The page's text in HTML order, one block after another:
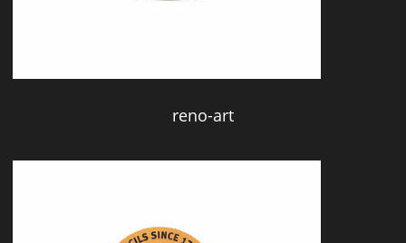
reno-art